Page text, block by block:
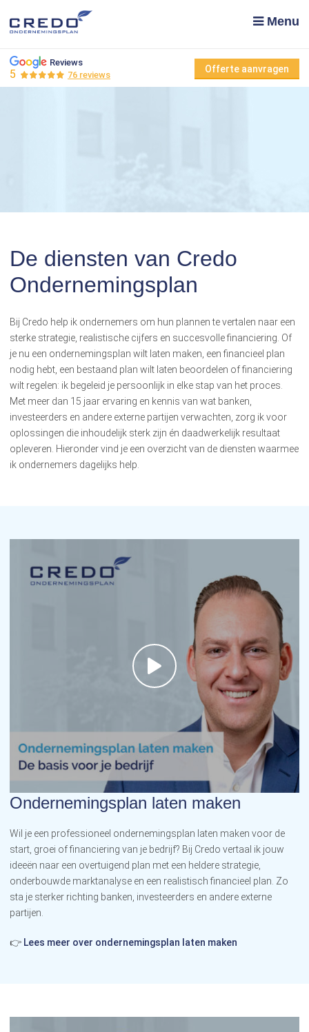
Menu
Reviews
5 76 reviews
Offerte aanvragen
De diensten van Credo
Ondernemingsplan
Bij Credo help ik ondernemers om hun plannen te vertalen naar een
sterke strategie, realistische cijfers en succesvolle financiering. Of
je nu een ondernemingsplan wilt laten maken, een financieel plan
nodig hebt, een bestaand plan wilt laten beoordelen of financiering
wilt regelen: ik begeleid je persoonlijk in elke stap van het proces.
Met meer dan 15 jaar ervaring en kennis van wat banken,
investeerders en andere externe partijen verwachten, zorg ik voor
oplossingen die inhoudelijk sterk zijn én daadwerkelijk resultaat
opleveren. Hieronder vind je een overzicht van de diensten waarmee
ik ondernemers dagelijks help.
Ondernemingsplan laten maken
Wil je een professioneel ondernemingsplan laten maken voor de
start, groei of financiering van je bedrijf? Bij Credo vertaal ik jouw
ideeën naar een overtuigend plan met een heldere strategie,
onderbouwde marktanalyse en een realistisch financieel plan. Zo
sta je sterker richting banken, investeerders en andere externe
partijen.
👉 Lees meer over ondernemingsplan laten maken